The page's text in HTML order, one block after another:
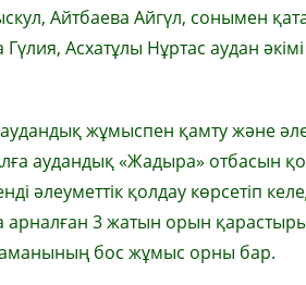
Айтбаева Айгүл, сонымен
Асхатұлы Нұртас аудан
аудандық жұмыспен қамту және
аудандық «Жадыра» отбасын
әлеуметтік қолдау көрсетіп
3 жатын орын
маманының бос жұмыс орны бар.